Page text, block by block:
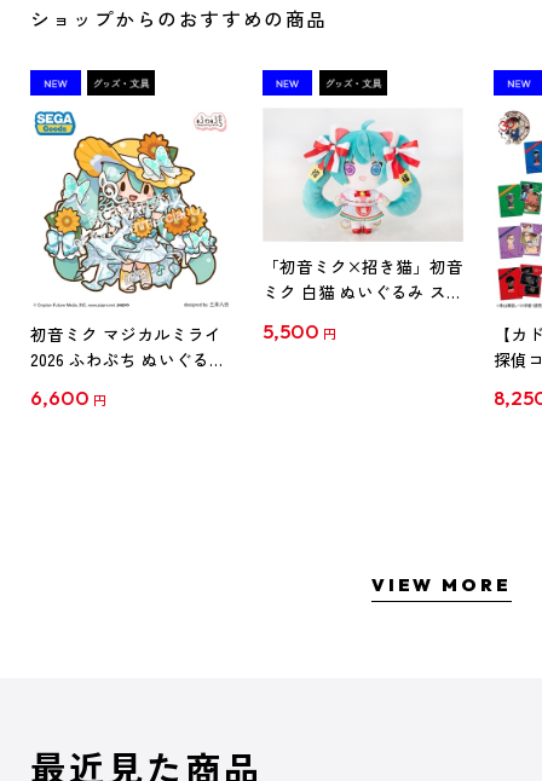
ショップからのおすすめの商品
初音ミク マジカルミライ
2026 ふわぷち ぬいぐるみ
6,600 円
「初音ミク×招き猫」初音
ミク 白猫 ぬいぐるみ スタ
5,500 円
【カ
探偵
クリ
VIEW MORE
最近見た商品